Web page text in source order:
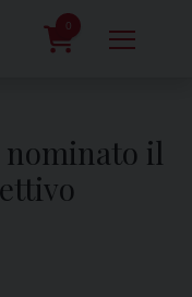
0
nominato il